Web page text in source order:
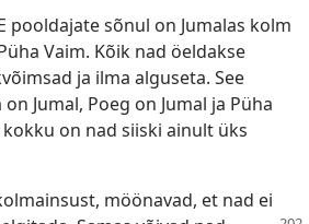
pooldajate sõnul on Jumalas kolm
Vaim. Kõik nad öeldakse
ja ilma alguseta. See
Jumal, Poeg on Jumal ja Püha
on nad siiski ainult üks
möönavad, et nad ei